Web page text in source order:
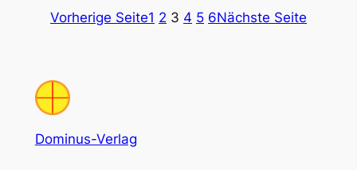
Vorherige Seite1 2 3 4 5 6Nächste Seite
Dominus-Verlag